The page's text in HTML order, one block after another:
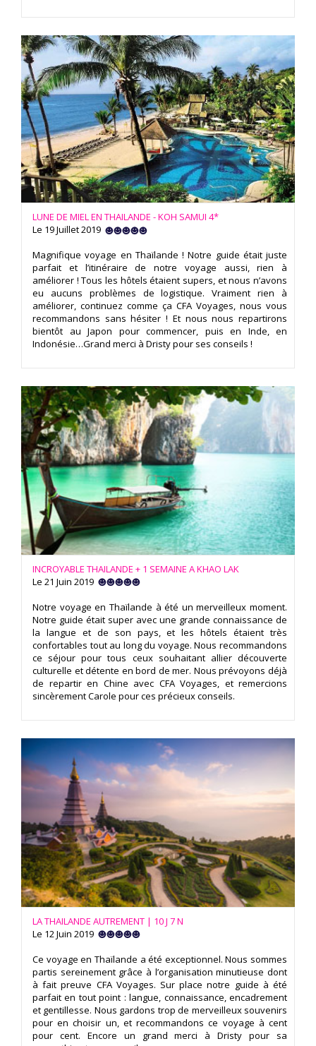
LUNE DE MIEL EN THAILANDE - KOH SAMUI 4*
Le 19 Juillet 2019
Magnifique voyage en Thaïlande ! Notre guide était juste
parfait et l’itinéraire de notre voyage aussi, rien à
améliorer ! Tous les hôtels étaient supers, et nous n’avons
eu aucuns problèmes de logistique. Vraiment rien à
améliorer, continuez comme ça CFA Voyages, nous vous
recommandons sans hésiter ! Et nous nous repartirons
bientôt au Japon pour commencer, puis en Inde, en
Indonésie…Grand merci à Dristy pour ses conseils !
INCROYABLE THAILANDE + 1 SEMAINE A KHAO LAK
Le 21 Juin 2019
Notre voyage en Thaïlande à été un merveilleux moment.
Notre guide était super avec une grande connaissance de
la langue et de son pays, et les hôtels étaient très
confortables tout au long du voyage. Nous recommandons
ce séjour pour tous ceux souhaitant allier découverte
culturelle et détente en bord de mer. Nous prévoyons déjà
de repartir en Chine avec CFA Voyages, et remercions
sincèrement Carole pour ces précieux conseils.
LA THAILANDE AUTREMENT | 10 J 7 N
Le 12 Juin 2019
Ce voyage en Thaïlande a été exceptionnel. Nous sommes
partis sereinement grâce à l’organisation minutieuse dont
à fait preuve CFA Voyages. Sur place notre guide à été
parfait en tout point : langue, connaissance, encadrement
et gentillesse. Nous gardons trop de merveilleux souvenirs
pour en choisir un, et recommandons ce voyage à cent
pour cent. Encore un grand merci à Dristy pour sa